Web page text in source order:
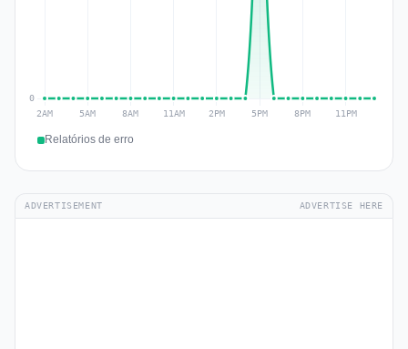
Relatórios de erro
ADVERTISEMENT ADVERTISE HERE